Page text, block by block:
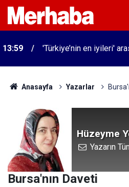
13:59 'Türkiye’nin en iyileri'
Anasayfa Yazarlar
Hüzeyme
Yazarın
Bursa'nın Daveti